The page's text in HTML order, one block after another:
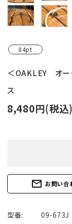
POLICY
INFORMATION
ACCOUNT MENU
meeting_room ログイン
84pt
＜OAKLEY オ
ス
8,480円(税込)
mail_outline お問い合
型番: 09-673J